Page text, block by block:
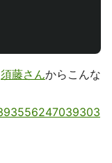
須藤さんからこんな